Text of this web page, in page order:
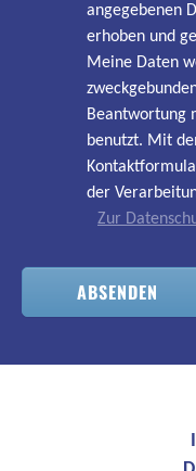
angegebenen
erhoben und
Meine Daten
Beantwortung
benutzt. Mit
der
Zur
ABSENDEN